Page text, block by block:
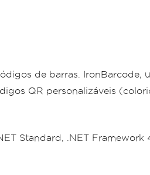
de barras.
QR personalizáveis
Standard, .NET